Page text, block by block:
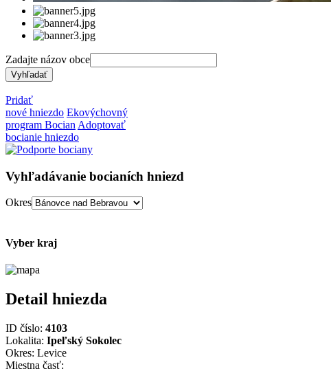
Zadajte názov obce
Pridať
nové hniezdo Ekovýchovný
program Bocian Adoptovať
bocianie hniezdo
Vyhľadávanie bocianích hniezd
Okres
Vyber kraj
Detail hniezda
ID číslo: 4103
Lokalita: Ipeľský Sokolec
Okres: Levice
Miestna časť: